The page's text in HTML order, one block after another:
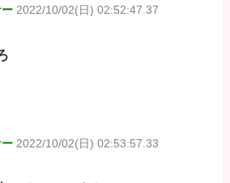
2022/10/02(日) 02:52:47.37
2022/10/02(日) 02:53:57.33